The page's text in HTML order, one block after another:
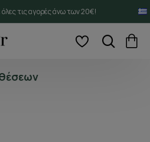
τις αγορές άνω των 20€!